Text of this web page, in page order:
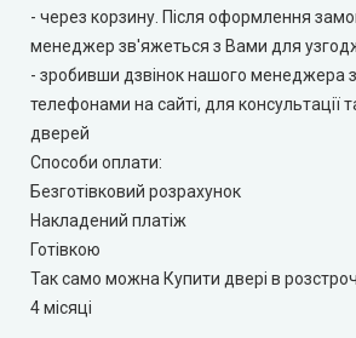
- через корзину. Після оформлення
менеджер зв'яжеться з Вами для
- зробивши дзвінок нашого менеджера
телефонами на сайті, для консультації
дверей
Способи оплати:
Безготівковий розрахунок
Накладений платіж
Готівкою
Так само можна Купити двері в
4 місяці